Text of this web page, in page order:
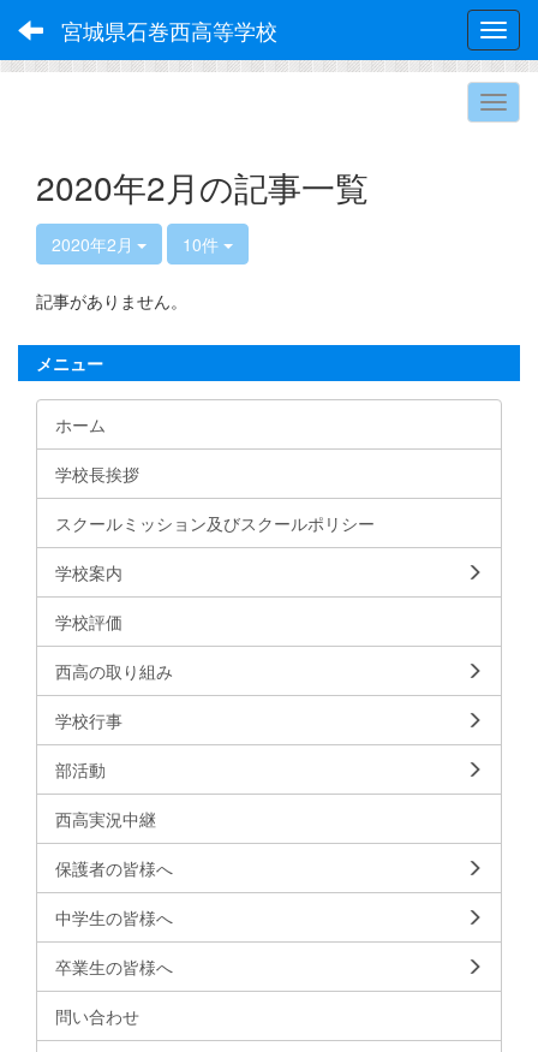
宮城県石巻西高等学校
2020年2月の記事一覧
2020年2月 10件
記事がありません。
メニュー
ホーム
学校長挨拶
スクールミッション及びスクールポリシー
学校案内
学校評価
西高の取り組み
学校行事
部活動
西高実況中継
保護者の皆様へ
中学生の皆様へ
卒業生の皆様へ
問い合わせ